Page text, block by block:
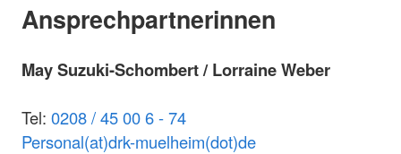
Ansprechpartnerinnen
May Suzuki-Schombert / Lorraine Weber
Tel: 0208 / 45 00 6 -74
Personal(at)drk-muelheim(dot)de